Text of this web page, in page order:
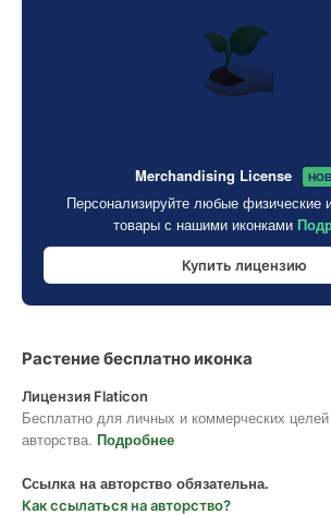
Merchandising License
Персонализируйте любые физические
товары с нашими иконками
Купить лицензию
Растение бесплатно иконка
Лицензия Flaticon
Бесплатно для личных и коммерческих
авторства. Подробнее
Ссылка на авторство обязательна.
Как ссылаться на авторство?